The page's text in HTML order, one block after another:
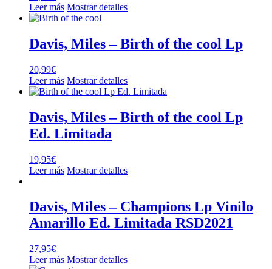
Leer más Mostrar detalles
Davis, Miles – Birth of the cool Lp
20,99€
Leer más Mostrar detalles
Davis, Miles – Birth of the cool Lp
Ed. Limitada
19,95€
Leer más Mostrar detalles
Davis, Miles – Champions Lp Vinilo
Amarillo Ed. Limitada RSD2021
27,95€
Leer más Mostrar detalles